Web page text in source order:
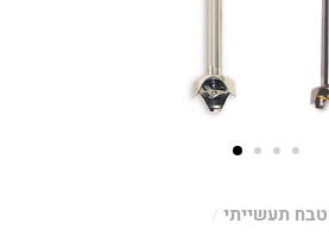
תעשייתי /